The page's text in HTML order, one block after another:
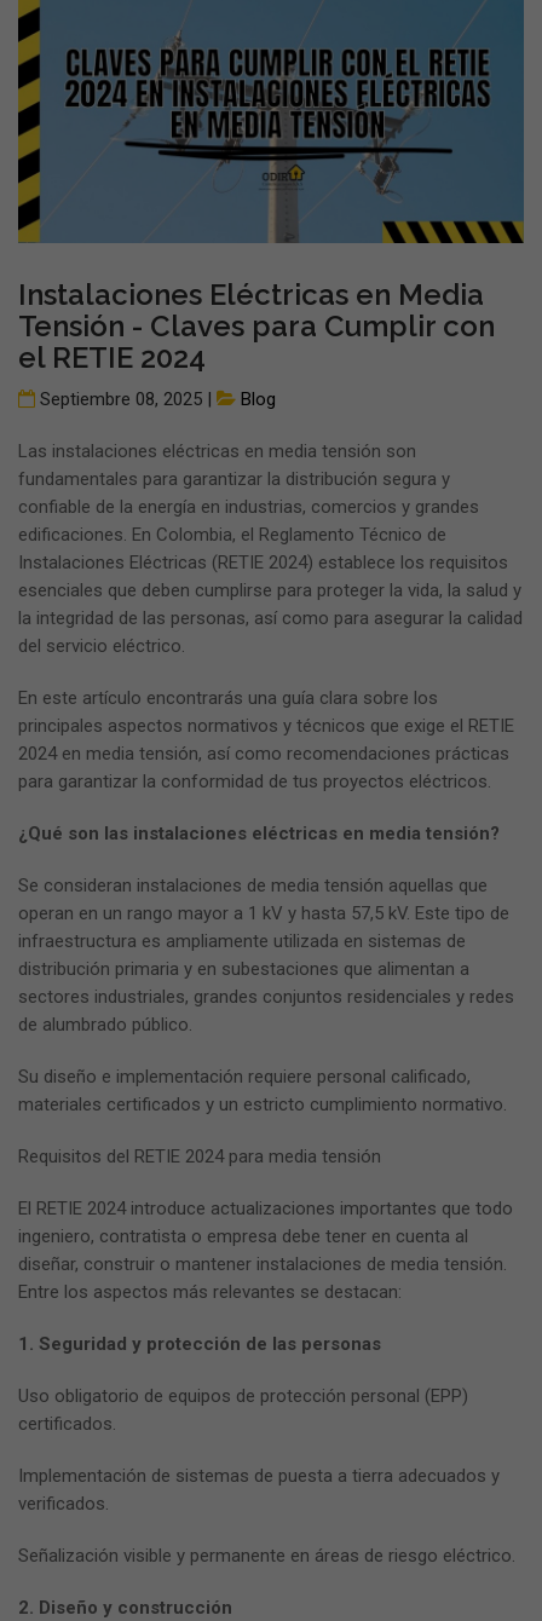
Instalaciones Eléctricas en Media
Tensión - Claves para Cumplir con
el RETIE 2024
Septiembre 08, 2025 | Blog
Las instalaciones eléctricas en media tensión son
fundamentales para garantizar la distribución segura y
confiable de la energía en industrias, comercios y grandes
edificaciones. En Colombia, el Reglamento Técnico de
Instalaciones Eléctricas (RETIE 2024) establece los requisitos
esenciales que deben cumplirse para proteger la vida, la salud y
la integridad de las personas, así como para asegurar la calidad
del servicio eléctrico.
En este artículo encontrarás una guía clara sobre los
principales aspectos normativos y técnicos que exige el RETIE
2024 en media tensión, así como recomendaciones prácticas
para garantizar la conformidad de tus proyectos eléctricos.
¿Qué son las instalaciones eléctricas en media tensión?
Se consideran instalaciones de media tensión aquellas que
operan en un rango mayor a 1 kV y hasta 57,5 kV. Este tipo de
infraestructura es ampliamente utilizada en sistemas de
distribución primaria y en subestaciones que alimentan a
sectores industriales, grandes conjuntos residenciales y redes
de alumbrado público.
Su diseño e implementación requiere personal calificado,
materiales certificados y un estricto cumplimiento normativo.
Requisitos del RETIE 2024 para media tensión
El RETIE 2024 introduce actualizaciones importantes que todo
ingeniero, contratista o empresa debe tener en cuenta al
diseñar, construir o mantener instalaciones de media tensión.
Entre los aspectos más relevantes se destacan:
1. Seguridad y protección de las personas
Uso obligatorio de equipos de protección personal (EPP)
certificados.
Implementación de sistemas de puesta a tierra adecuados y
verificados.
Señalización visible y permanente en áreas de riesgo eléctrico.
2. Diseño y construcción